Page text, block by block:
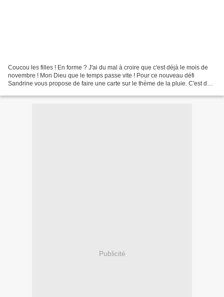
Coucou les filles ! En forme ? J'ai du mal à croire que c'est déjà le mois de
novembre ! Mon Dieu que le temps passe vite ! Pour ce nouveau défi
Sandrine vous propose de faire une carte sur le thème de la pluie. C'est de
Publicité